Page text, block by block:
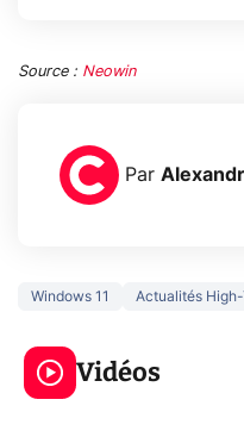
Source : Neowin
Par
Windows 11 Actualités
Vidéos
5 générations
jeux dans la
prochaine Xbox